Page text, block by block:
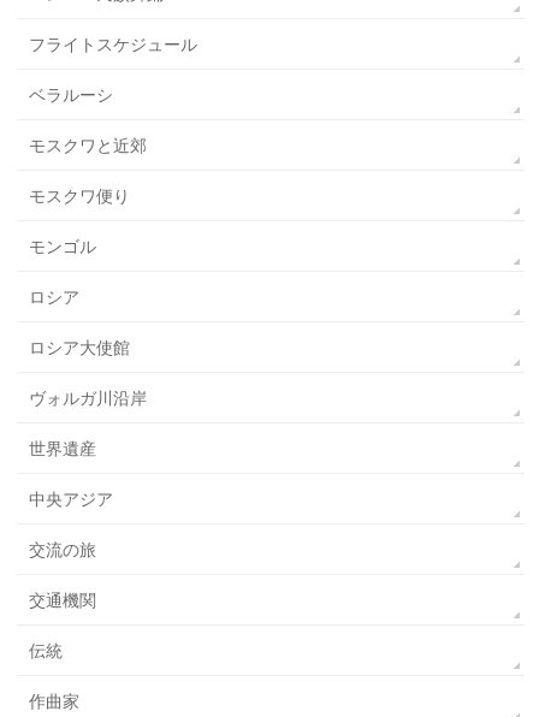
フライトスケジュール
ベラルーシ
モスクワと近郊
モスクワ便り
モンゴル
ロシア
ロシア大使館
ヴォルガ川沿岸
世界遺産
中央アジア
交流の旅
交通機関
伝統
作曲家